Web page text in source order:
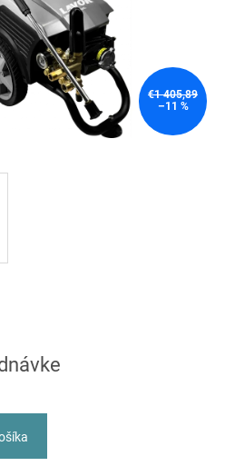
€1 405,89
–11 %